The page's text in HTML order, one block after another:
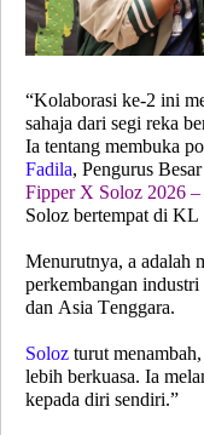
“Kolaborasi ke-2 ini
sahaja dari segi reka
Ia tentang membuka
Fadila, Pengurus
Fipper X Soloz 2026
Soloz bertempat di
Menurutnya, a adalah
perkembangan
dan Asia Tenggara.
Soloz turut
lebih berkuasa. Ia
kepada diri sendiri.”